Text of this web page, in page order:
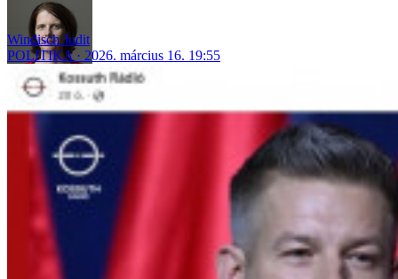
Windisch Judit
POLITIKA
2026. március 16. 19:55